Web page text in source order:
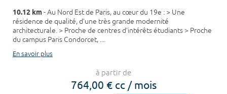
10.12 km- Au Nord Est de Paris, au cœur du 19e : > Une
résidence de qualité, d’une très grande modernité
architecturale. > Proche de centres d’intérêts étudiants > Proche
du campus Paris Condorcet, ...
En savoir plus
à partir de
764,00 € cc / mois